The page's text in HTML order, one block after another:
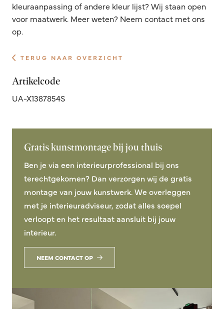
kleuraanpassing of andere kleur lijst? Wij staan open
voor maatwerk. Meer weten? Neem contact met ons
op.
TERUG NAAR OVERZICHT
Artikelcode
UA-X1387854S
Gratis kunstmontage bij jou thuis
Ben je via een interieurprofessional bij ons
terechtgekomen? Dan verzorgen wij de gratis
montage van jouw kunstwerk. We overleggen
met je interieuradviseur, zodat alles soepel
verloopt en het resultaat aansluit bij jouw
interieur.
NEEM CONTACT OP